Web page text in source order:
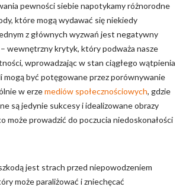
pewności siebie napotykamy różnorodne
które mogą wydawać się niekiedy
z głównych wyzwań jest negatywny
wewnętrzny krytyk, który podważa nasze
wprowadzając w stan ciągłego wątpienia
mogą być potęgowane przez porównywanie
w erzemediów społecznościowych, gdzie
są jedynie sukcesy i idealizowane obrazy
może prowadzić do poczucia niedoskonałości
jest strach przed niepowodzeniem
może paraliżować i zniechęcać